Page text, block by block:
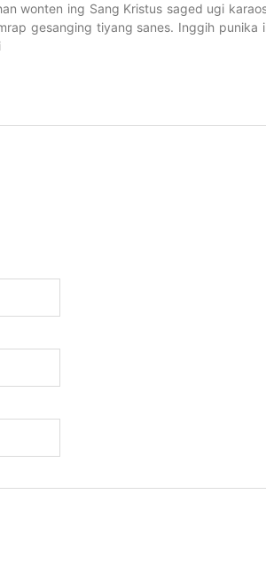
wonten ing Sang Kristus saged ugi
gesanging tiyang sanes. Inggih punika